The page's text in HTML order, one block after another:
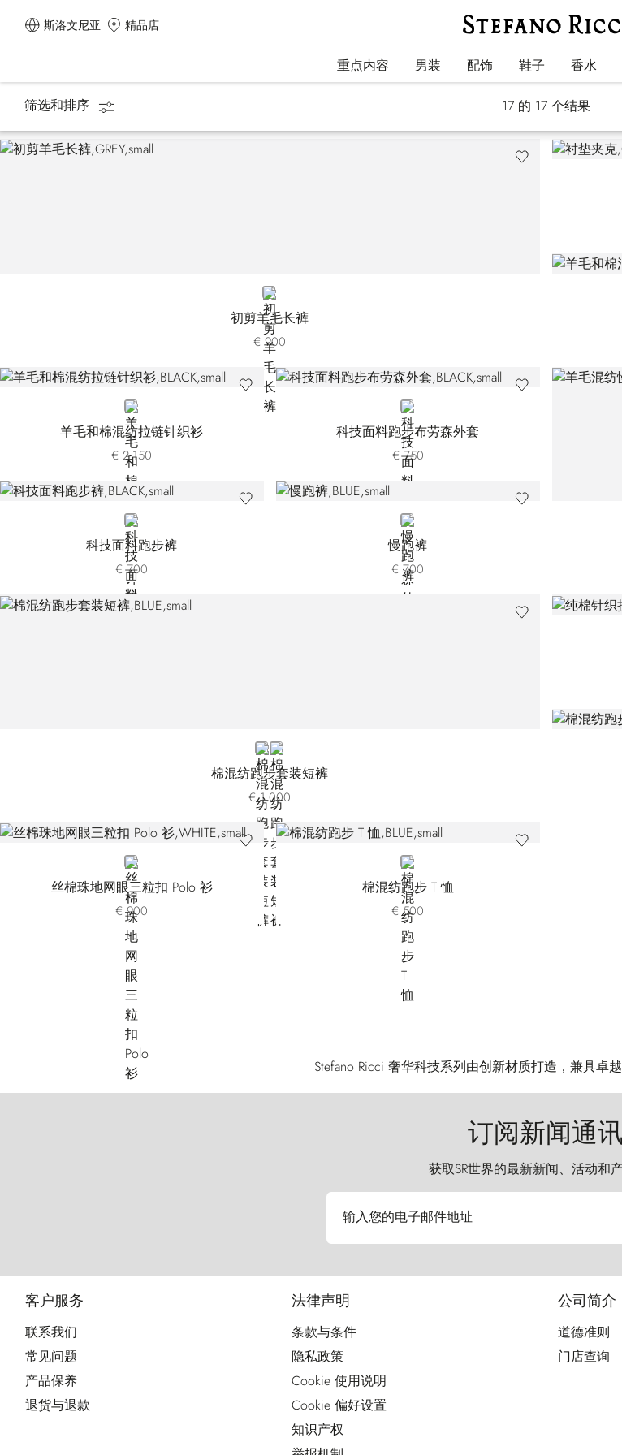
斯洛文尼亚 精品店
重点内容 男装 配饰 鞋子 香水
主页 男装
Luxury Tech
筛选和排序 17 的 17 个结果
GREY
初剪羊毛长裤
€ 900
BLACK
羊毛和棉混纺拉链针织衫
€ 2.150
BLACK
科技面料跑步布劳森外套
€ 750
BLACK
科技面料跑步裤
€ 700
BLUE
慢跑裤
€ 700
BLUEWHITE
棉混纺跑步套装短裤
€ 1.000
WHITE
丝棉珠地网眼三粒扣 Polo 衫
€ 900
BLUE
棉混纺跑步 T 恤
€ 500
Stefano Ricci 奢华科技系列由创新材质打造，兼具卓
订阅新闻通讯
获取SR世界的最新新闻、活动和
输入您的电子邮件地址
客户服务
联系我们
常见问题
产品保养
退货与退款
法律声明
条款与条件
隐私政策
Cookie 使用说明
Cookie 偏好设置
知识产权
公司简介
道德准则
门店查询